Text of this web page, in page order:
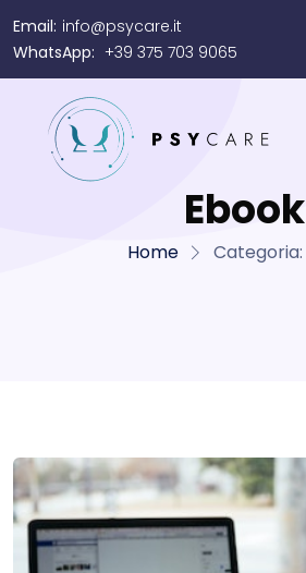
Email: info@psycare.it
WhatsApp: +39 375 703 9065
Ebook
Home Categoria: